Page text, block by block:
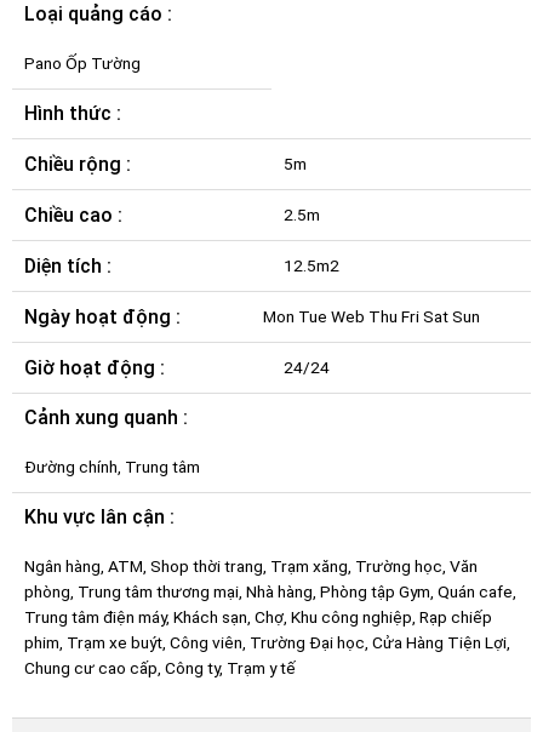
Loại quảng cáo :
Pano Ốp Tường
Hình thức :
Chiều rộng : 5m
Chiều cao : 2.5m
Diện tích : 12.5m2
Ngày hoạt động : Mon Tue Web Thu Fri Sat Sun
Giờ hoạt động : 24/24
Cảnh xung quanh :
Đường chính, Trung tâm
Khu vực lân cận :
Ngân hàng, ATM, Shop thời trang, Trạm xăng, Trường học, Văn
phòng, Trung tâm thương mại, Nhà hàng, Phòng tập Gym, Quán cafe,
Trung tâm điện máy, Khách sạn, Chợ, Khu công nghiệp, Rạp chiếp
phim, Trạm xe buýt, Công viên, Trường Đại học, Cửa Hàng Tiện Lợi,
Chung cư cao cấp, Công ty, Trạm y tế